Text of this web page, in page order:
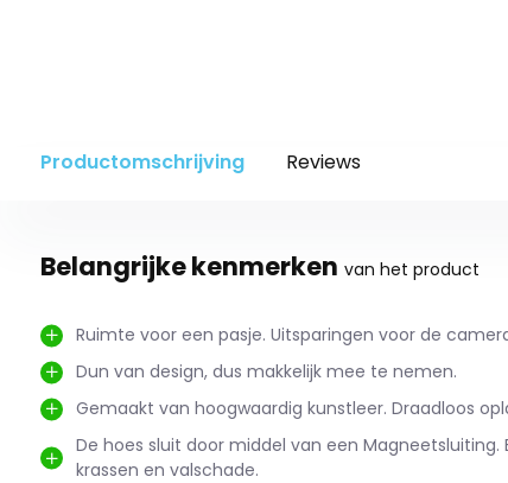
Productomschrijving Reviews
Belangrijke kenmerken van het product
Ruimte voor een pasje. Uitsparingen voor de
Dun van design, dus makkelijk mee te nemen.
Gemaakt van hoogwaardig kunstleer. Draadloos
De hoes sluit door middel van een
krassen en valschade.